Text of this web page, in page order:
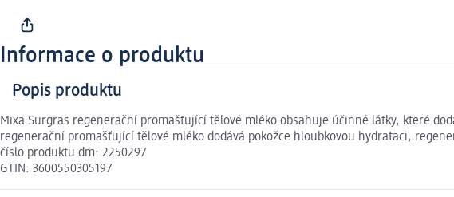
Informace o produktu
Popis produktu
Mixa Surgras regenerační promašťující tělové mléko obsahuje účinné látky, které
regenerační promašťující tělové mléko dodává pokožce hloubkovou hydrataci,
číslo produktu dm: 2250297
GTIN: 3600550305197